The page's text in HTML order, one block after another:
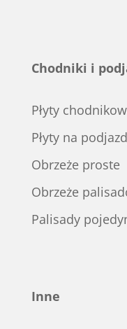
Chodniki i
Płyty
Płyty na
Obrzeże proste
Obrzeże
Palisady
Inne